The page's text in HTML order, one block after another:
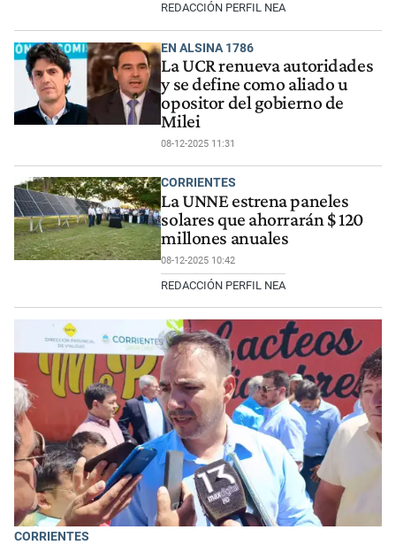
REDACCIÓN PERFIL NEA
EN ALSINA 1786
La UCR renueva autoridades
y se define como aliado u
opositor del gobierno de
Milei
08-12-2025 11:31
CORRIENTES
La UNNE estrena paneles
solares que ahorrarán $ 120
millones anuales
08-12-2025 10:42
REDACCIÓN PERFIL NEA
CORRIENTES